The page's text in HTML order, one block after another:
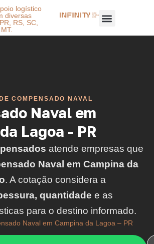
logístico
diversas
RS, SC,
COMPENSADO NAVAL
Naval em
Lagoa - PR
atende empresas que
Naval em Campina da
. A cotação considera a
quantidade e as
para o destino informado.
Naval em Campina da Lagoa – PR